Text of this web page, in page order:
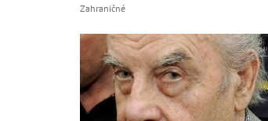
Zahraničné